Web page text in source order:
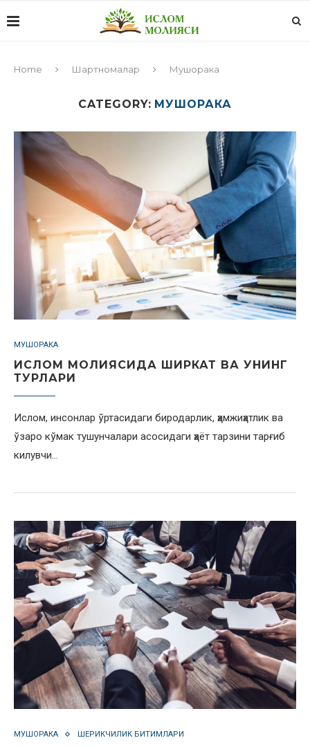
Home Шартномалар Мушорака
CATEGORY: МУШОРАКА
МУШОРАКА
ИСЛОМ МОЛИЯСИДА ШИРКАТ ВА УНИНГ
ТУРЛАРИ
Ислом, инсонлар ўртасидаги биродарлик, ҳамжиҳатлик ва
ўзаро кўмак тушунчалари асосидаги ҳаёт тарзини тарғиб
килувчи…
МУШОРАКА ШЕРИКЧИЛИК БИТИМЛАРИ